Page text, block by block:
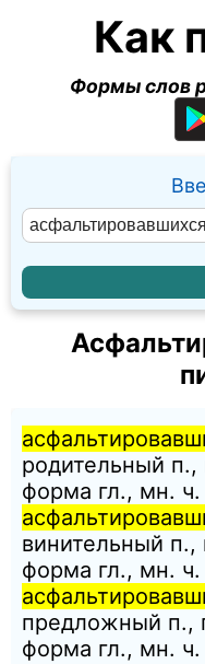
Как
Формы слов
родительный
форма гл., мн. ч.
винительный
форма гл., мн. ч.
предложный п.,
форма гл., мн. ч.